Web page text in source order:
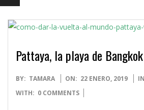
Pattaya, la playa de Bangkok
2019-
01-
BY: TAMARA ON: 22 ENERO, 2019
WITH: 0 COMMENTS